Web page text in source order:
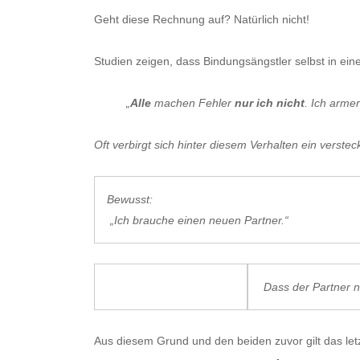
Geht diese Rechnung auf? Natürlich nicht!
Studien zeigen, dass Bindungsängstler selbst in
Alle machen Fehler nur ich nicht . Ich
Oft verbirgt sich hinter diesem Verhalten ein
Bewusst:
„Ich brauche einen neuen Partner.“
Dass der Partner
Aus diesem Grund und den beiden zuvor gilt das